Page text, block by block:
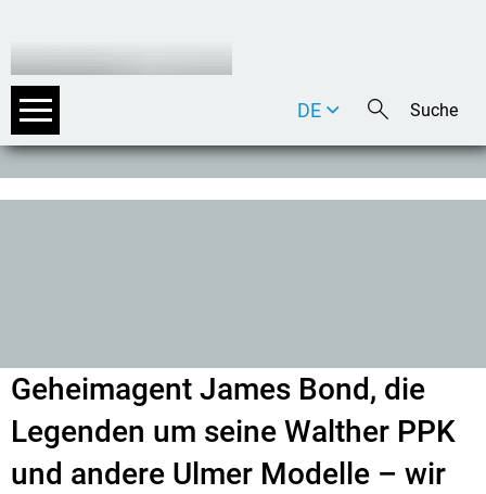
DE
EN
Geheimagent James Bond, die
Legenden um seine Walther PPK
und andere Ulmer Modelle – wir